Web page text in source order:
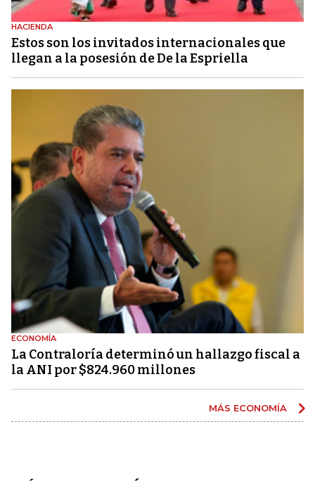
HACIENDA
Estos son los invitados internacionales que
llegan a la posesión de De la Espriella
ECONOMÍA
La Contraloría determinó un hallazgo fiscal a
la ANI por $824.960 millones
MÁS ECONOMÍA